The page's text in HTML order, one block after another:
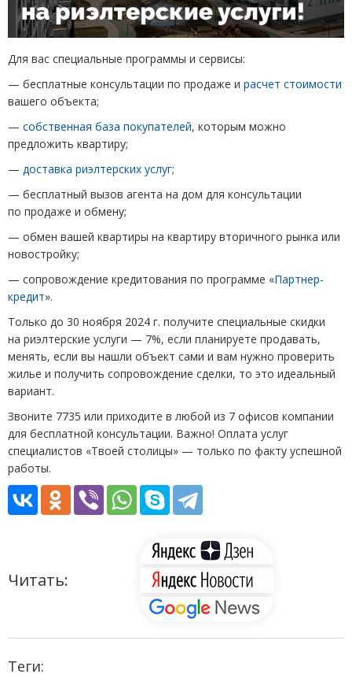
Для вас специальные программы и сервисы:
— бесплатные консультации по продаже и расчет стоимости
вашего объекта;
— собственная база покупателей, которым можно
предложить квартиру;
— доставка риэлтерских услуг;
— бесплатный вызов агента на дом для консультации
по продаже и обмену;
— обмен вашей квартиры на квартиру вторичного рынка или
новостройку;
— сопровождение кредитования по программе «Партнер-
кредит».
Только до 30 ноября 2024 г. получите специальные скидки
на риэлтерские услуги — 7%, если планируете продавать,
менять, если вы нашли объект сами и вам нужно проверить
жилье и получить сопровождение сделки, то это идеальный
вариант.
Звоните 7735 или приходите в любой из 7 офисов компании
для бесплатной консультации. Важно! Оплата услуг
специалистов «Твоей столицы» — только по факту успешной
работы.
Читать:
Теги: